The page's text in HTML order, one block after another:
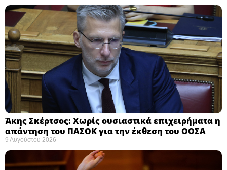
Άκης Σκέρτσος: Χωρίς ουσιαστικά επιχειρήματα η
απάντηση του ΠΑΣΟΚ για την έκθεση του ΟΟΣΑ ​
9 Αυγούστου 2026